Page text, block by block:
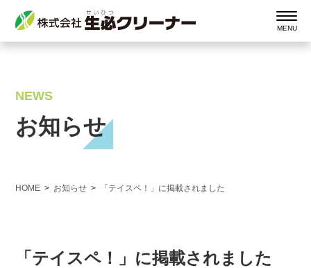
NEWS
お知らせ
HOME お知らせ 「テイスペ！」に掲載されました
「テイスペ！」に掲載されました